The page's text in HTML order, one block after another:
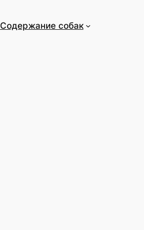
Содержание собак